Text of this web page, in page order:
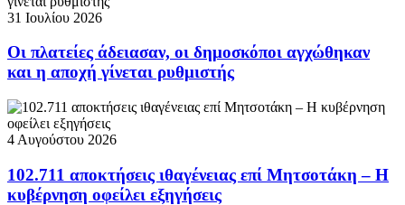
31 Ιουλίου 2026
Οι πλατείες άδειασαν, οι δημοσκόποι αγχώθηκαν
και η αποχή γίνεται ρυθμιστής
4 Αυγούστου 2026
102.711 αποκτήσεις ιθαγένειας επί Μητσοτάκη – Η
κυβέρνηση οφείλει εξηγήσεις